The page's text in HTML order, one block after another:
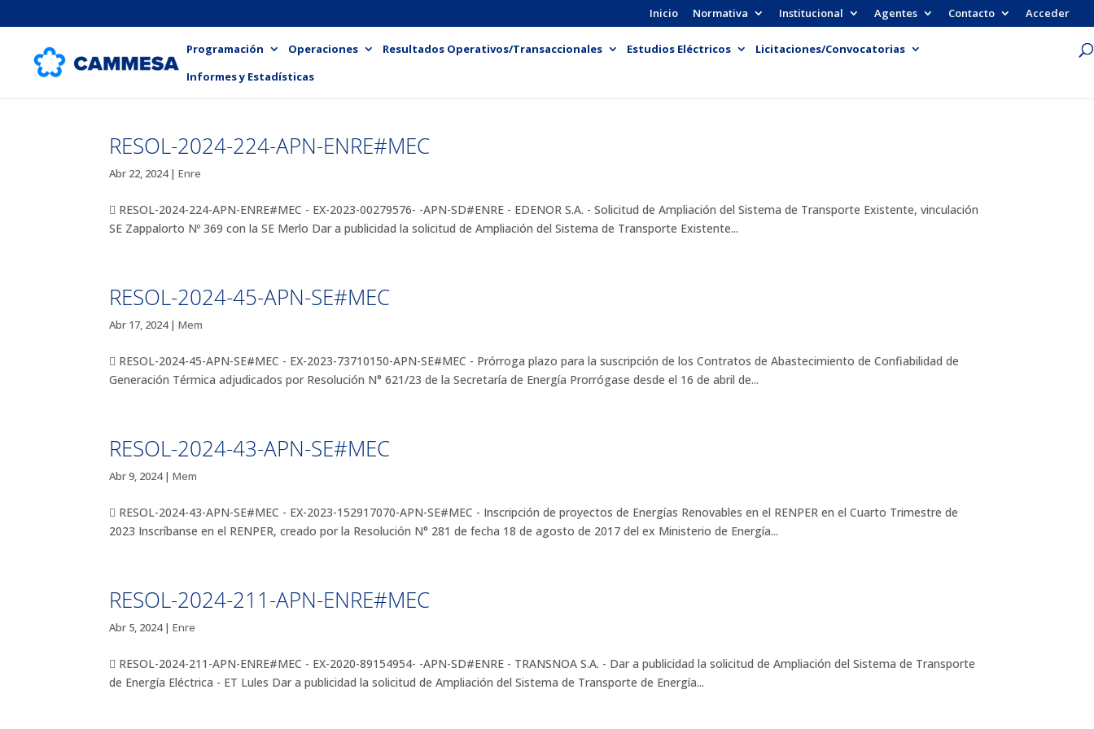
Inicio Normativa Institucional Agentes Contacto Acceder
Programación Operaciones Resultados Operativos/Transaccionales Estudios Eléctricos
Licitaciones/Convocatorias
Informes y Estadísticas
RESOL-2024-224-APN-ENRE#MEC
Abr 22, 2024|Enre
 RESOL-2024-224-APN-ENRE#MEC - EX-2023-00279576- -APN-SD#ENRE - EDENOR S.A. - Solicitud de Ampliación del Sistema de Transporte Existente, vinculación
SE Zappalorto Nº 369 con la SE Merlo Dar a publicidad la solicitud de Ampliación del Sistema de Transporte Existente...
RESOL-2024-45-APN-SE#MEC
Abr 17, 2024|Mem
 RESOL-2024-45-APN-SE#MEC - EX-2023-73710150-APN-SE#MEC - Prórroga plazo para la suscripción de los Contratos de Abastecimiento de Confiabilidad de
Generación Térmica adjudicados por Resolución N° 621/23 de la Secretaría de Energía Prorrógase desde el 16 de abril de...
RESOL-2024-43-APN-SE#MEC
Abr 9, 2024|Mem
 RESOL-2024-43-APN-SE#MEC - EX-2023-152917070-APN-SE#MEC - Inscripción de proyectos de Energías Renovables en el RENPER en el Cuarto Trimestre de
2023 Inscríbanse en el RENPER, creado por la Resolución N° 281 de fecha 18 de agosto de 2017 del ex Ministerio de Energía...
RESOL-2024-211-APN-ENRE#MEC
Abr 5, 2024|Enre
 RESOL-2024-211-APN-ENRE#MEC - EX-2020-89154954- -APN-SD#ENRE - TRANSNOA S.A. - Dar a publicidad la solicitud de Ampliación del Sistema de Transporte
de Energía Eléctrica - ET Lules Dar a publicidad la solicitud de Ampliación del Sistema de Transporte de Energía...